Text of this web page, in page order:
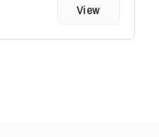
View